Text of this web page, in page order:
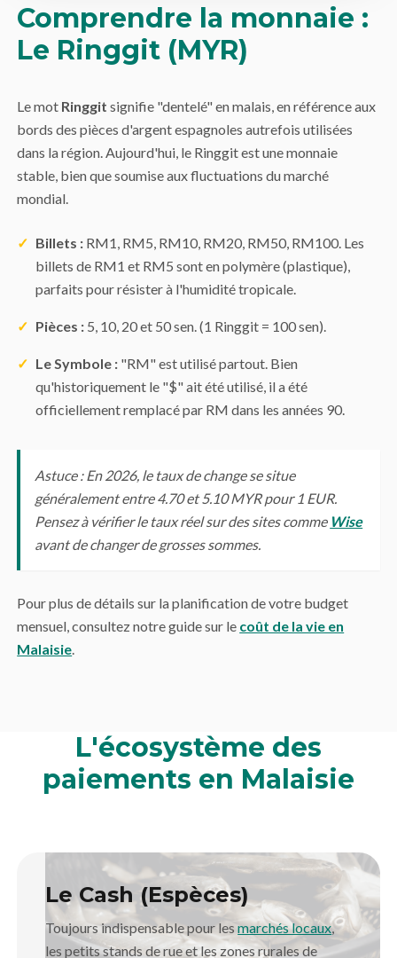
Comprendre la monnaie :
Le Ringgit (MYR)
Le mot Ringgit signifie "dentelé" en malais, en référence aux
bords des pièces d'argent espagnoles autrefois utilisées
dans la région. Aujourd'hui, le Ringgit est une monnaie
stable, bien que soumise aux fluctuations du marché
mondial.
✓ Billets : RM1, RM5, RM10, RM20, RM50, RM100. Les
billets de RM1 et RM5 sont en polymère (plastique),
parfaits pour résister à l'humidité tropicale.
✓ Pièces : 5, 10, 20 et 50 sen. (1 Ringgit = 100 sen).
✓ Le Symbole : "RM" est utilisé partout. Bien
qu'historiquement le "$" ait été utilisé, il a été
officiellement remplacé par RM dans les années 90.
Astuce : En 2026, le taux de change se situe
généralement entre 4.70 et 5.10 MYR pour 1 EUR.
Pensez à vérifier le taux réel sur des sites comme Wise
avant de changer de grosses sommes.
Pour plus de détails sur la planification de votre budget
mensuel, consultez notre guide sur le coût de la vie en
Malaisie
L'écosystème des
paiements en Malaisie
Le Cash (Espèces)
Toujours indispensable pour lesmarchés locaux,
les petits stands de rue et les zones rurales de